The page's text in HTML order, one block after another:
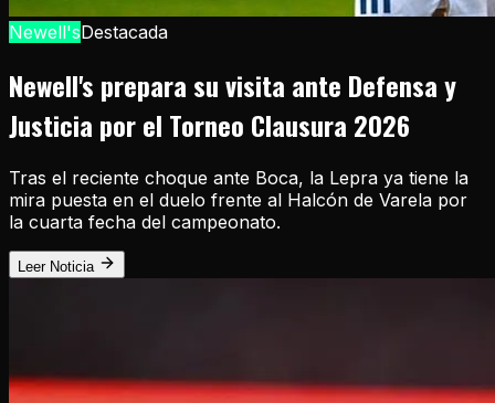
Newell'sDestacada
Newell's prepara su visita ante Defensa y
Justicia por el Torneo Clausura 2026
Tras el reciente choque ante Boca, la Lepra ya tiene la
mira puesta en el duelo frente al Halcón de Varela por
la cuarta fecha del campeonato.
Leer Noticia